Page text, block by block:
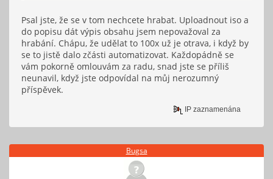
Psal jste, že se v tom nechcete hrabat. Uploadnout iso a
do popisu dát výpis obsahu jsem nepovažoval za
hrabání. Chápu, že udělat to 100x už je otrava, i když by
se to jistě dalo zčásti automatizovat. Každopádně se
vám pokorně omlouvám za radu, snad jste se příliš
neunavil, když jste odpovídal na můj nerozumný
příspěvek.
IP zaznamenána
Bugsa